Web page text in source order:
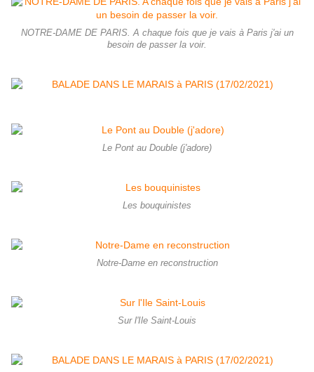
NOTRE-DAME DE PARIS. A chaque fois que je vais à Paris j'ai un
besoin de passer la voir.
Le Pont au Double (j'adore)
Les bouquinistes
Notre-Dame en reconstruction
Sur l'Ile Saint-Louis